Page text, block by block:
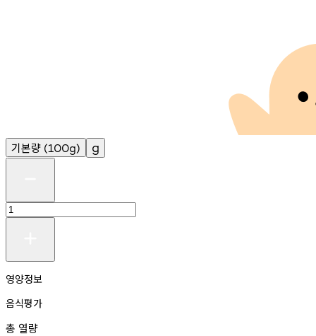
기본량 (100g) g
영양정보
음식평가
총 열량